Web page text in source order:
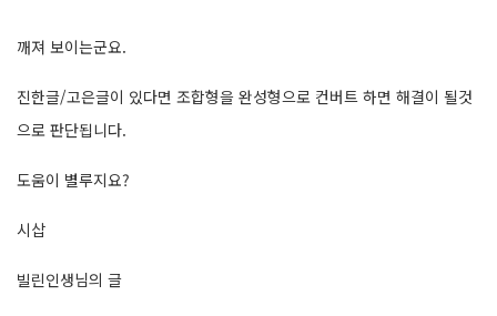
깨져 보이는군요.
진한글/고은글이 있다면 조합형을 완성형으로 컨버트 하면 해결이 될것
으로 판단됩니다.
도움이 별루지요?
시삽
빌린인생님의 글